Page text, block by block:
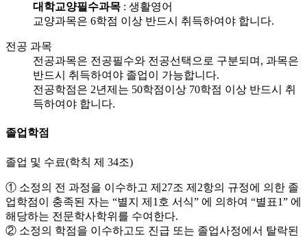
대학교양필수과목 : 생활영어
교양과목은 6학점 이상 반드시 취득하여야 합니다.
전공 과목
전공과목은 전공필수와 전공선택으로 구분되며, 과목은
반드시 취득하여야 졸업이 가능합니다.
전공학점은 2년제는 50학점이상 70학점 이상 반드시 취
득하여야 합니다.
졸업학점
졸업 및 수료(학칙 제 34조)
① 소정의 전 과정을 이수하고 제27조 제2항의 규정에 의한 졸
업학점이 충족된 자는 “별지 제1호 서식” 에 의하여 “별표1” 에
해당하는 전문학사학위를 수여한다.
② 소정의 학점을 이수하고도 진급 또는 졸업사정에서 탈락된